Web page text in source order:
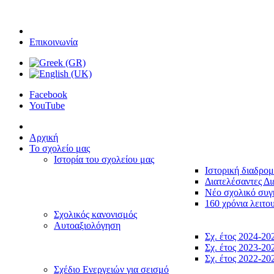
Επικοινωνία
Facebook
YouTube
Αρχική
Το σχολείο μας
Ιστορία του σχολείου μας
Ιστορική
Διατελέσαντες
Νέο σχολικό
160 χρόνια
Σχολικός κανονισμός
Αυτοαξιολόγηση
Σχ. έτος 2024-
Σχ. έτος 2023-
Σχ. έτος 2022-
Σχέδιο Ενεργειών για σεισμό